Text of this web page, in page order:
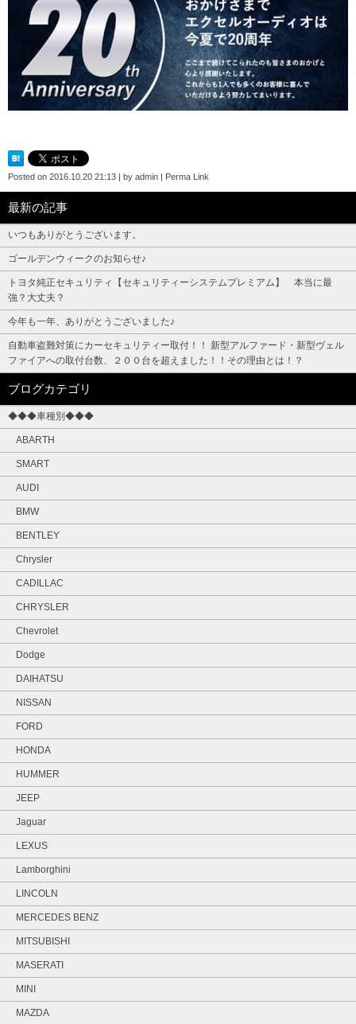
Posted on 2016.10.20 21:13 | by admin | Perma Link
最新の記事
いつもありがとうございます。
ゴールデンウィークのお知らせ♪
トヨタ純正セキュリティ【セキュリティーシステムプレミアム】 本当に最
強？大丈夫？
今年も一年、ありがとうございました♪
自動車盗難対策にカーセキュリティー取付！！ 新型アルファード・新型ヴェル
ファイアへの取付台数、２００台を超えました！！その理由とは！？
ブログカテゴリ
◆◆◆車種別◆◆◆
ABARTH
SMART
AUDI
BMW
BENTLEY
Chrysler
CADILLAC
CHRYSLER
Chevrolet
Dodge
DAIHATSU
NISSAN
FORD
HONDA
HUMMER
JEEP
Jaguar
LEXUS
Lamborghini
LINCOLN
MERCEDES BENZ
MITSUBISHI
MASERATI
MINI
MAZDA